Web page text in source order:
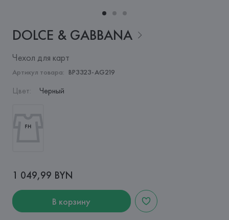
DOLCE & GABBANA
Чехол для карт
Артикул товара: BP3323-AG219
Цвет: Черный
1 049,99 BYN
В корзину